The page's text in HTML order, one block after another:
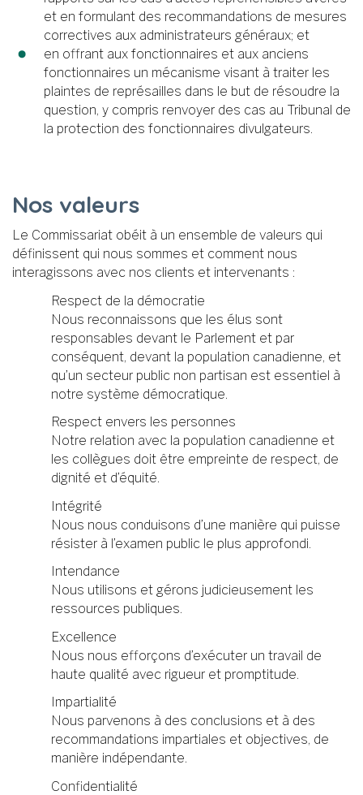
et en formulant des recommandations de mesures
correctives aux administrateurs généraux; et
en offrant aux fonctionnaires et aux anciens
fonctionnaires un mécanisme visant à traiter les
plaintes de représailles dans le but de résoudre la
question, y compris renvoyer des cas au Tribunal de
la protection des fonctionnaires divulgateurs.
Nos valeurs
Le Commissariat obéit à un ensemble de valeurs qui
définissent qui nous sommes et comment nous
interagissons avec nos clients et intervenants :
Respect de la démocratie
Nous reconnaissons que les élus sont
responsables devant le Parlement et par
conséquent, devant la population canadienne, et
qu’un secteur public non partisan est essentiel à
notre système démocratique.
Respect envers les personnes
Notre relation avec la population canadienne et
les collègues doit être empreinte de respect, de
dignité et d’équité.
Intégrité
Nous nous conduisons d’une manière qui puisse
résister à l’examen public le plus approfondi.
Intendance
Nous utilisons et gérons judicieusement les
ressources publiques.
Excellence
Nous nous efforçons d’exécuter un travail de
haute qualité avec rigueur et promptitude.
Impartialité
Nous parvenons à des conclusions et à des
recommandations impartiales et objectives, de
manière indépendante.
Confidentialité